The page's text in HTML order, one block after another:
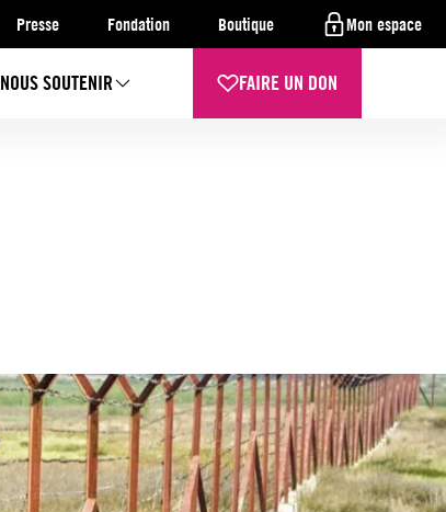
Presse Fondation Boutique Mon espace
NOUS SOUTENIR FAIRE UN DON